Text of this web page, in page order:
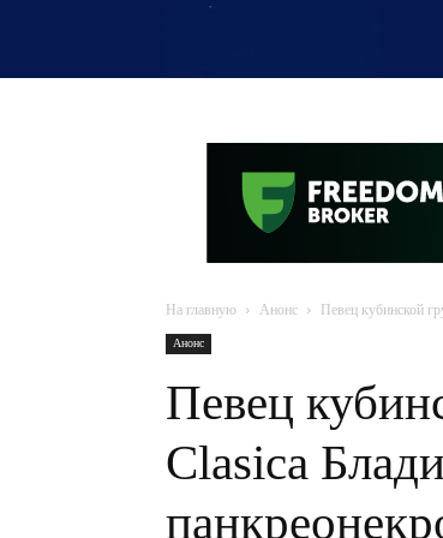
На главную Анонс Певец кубинской
Анонс
Певец
Clasica